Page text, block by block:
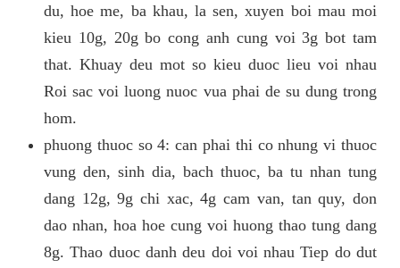
du, hoe me, ba khau, la sen, xuyen boi mau moi
kieu 10g, 20g bo cong anh cung voi 3g bot tam
that. Khuay deu mot so kieu duoc lieu voi nhau
Roi sac voi luong nuoc vua phai de su dung trong
hom.
phuong thuoc so 4: can phai thi co nhung vi thuoc
vung den, sinh dia, bach thuoc, ba tu nhan tung
dang 12g, 9g chi xac, 4g cam van, tan quy, don
dao nhan, hoa hoe cung voi huong thao tung dang
8g. Thao duoc danh deu doi voi nhau Tiep do dut